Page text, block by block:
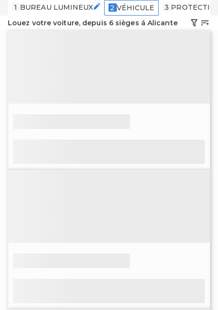
1 BUREAU LUMINEUX 2 VÉHICULE 3
Louez votre voiture, depuis 6 sièges á Alicante